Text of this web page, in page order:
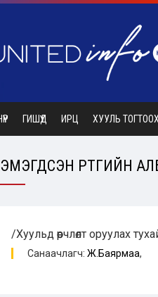
ГИШҮҮД ИРЦ ХУУЛЬ ТОГТООХ
ӨРТГИЙН
/Хуульд өөрчлөлт оруулах
Санаачлагч: Ж.Баярмаа,